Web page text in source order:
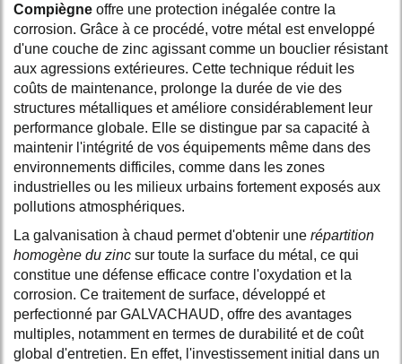
Compiègne offre une protection inégalée contre la
corrosion. Grâce à ce procédé, votre métal est enveloppé
d'une couche de zinc agissant comme un bouclier résistant
aux agressions extérieures. Cette technique réduit les
coûts de maintenance, prolonge la durée de vie des
structures métalliques et améliore considérablement leur
performance globale. Elle se distingue par sa capacité à
maintenir l'intégrité de vos équipements même dans des
environnements difficiles, comme dans les zones
industrielles ou les milieux urbains fortement exposés aux
pollutions atmosphériques.
La galvanisation à chaud permet d'obtenir une répartition
homogène du zinc sur toute la surface du métal, ce qui
constitue une défense efficace contre l'oxydation et la
corrosion. Ce traitement de surface, développé et
perfectionné par GALVACHAUD, offre des avantages
multiples, notamment en termes de durabilité et de coût
global d'entretien. En effet, l'investissement initial dans un